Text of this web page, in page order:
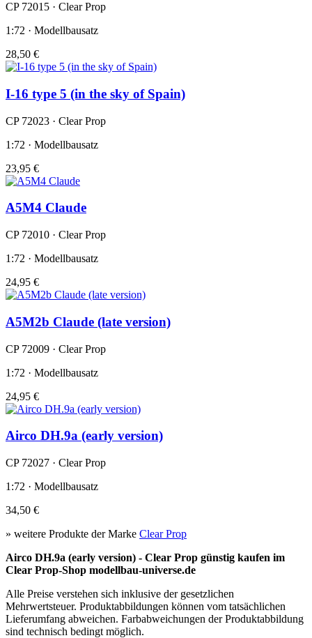
CP 72015 · Clear Prop
1:72 · Modellbausatz
28,50 €
I-16 type 5 (in the sky of Spain)
CP 72023 · Clear Prop
1:72 · Modellbausatz
23,95 €
A5M4 Claude
CP 72010 · Clear Prop
1:72 · Modellbausatz
24,95 €
A5M2b Claude (late version)
CP 72009 · Clear Prop
1:72 · Modellbausatz
24,95 €
Airco DH.9a (early version)
CP 72027 · Clear Prop
1:72 · Modellbausatz
34,50 €
» weitere Produkte der Marke Clear Prop
Airco DH.9a (early version) - Clear Prop günstig kaufen im
Clear Prop-Shop modellbau-universe.de
Alle Preise verstehen sich inklusive der gesetzlichen
Mehrwertsteuer. Produktabbildungen können vom tatsächlichen
Lieferumfang abweichen. Farbabweichungen der Produktabbildung
sind technisch bedingt möglich.